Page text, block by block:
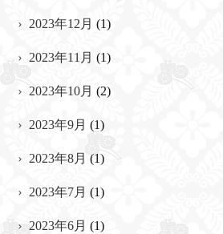
2023年12月 (1)
2023年11月 (1)
2023年10月 (2)
2023年9月 (1)
2023年8月 (1)
2023年7月 (1)
2023年6月 (1)